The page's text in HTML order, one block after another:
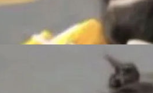
问题 如果表单中
，则它们将不再关
18 Beta1 时间点
由 AI 分析提炼。
意。这一方法也为
版本的思路。
libexpat 维护者 S
的话。8 月 4 日，
年 8 月 1 日起，
最长 6 个月。发
体更新内容如
多项增强功能：